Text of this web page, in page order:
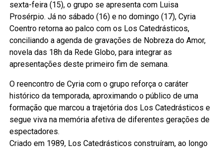
sexta-feira (15), o grupo se apresenta com Luisa
Prosérpio. Já no sábado (16) e no domingo (17), Cyria
Coentro retorna ao palco com os Los Catedrásticos,
conciliando a agenda de gravações de Nobreza do Amor,
novela das 18h da Rede Globo, para integrar as
apresentações deste primeiro fim de semana.
O reencontro de Cyria com o grupo reforça o caráter
histórico da temporada, aproximando o público de uma
formação que marcou a trajetória dos Los Catedrásticos e
segue viva na memória afetiva de diferentes gerações de
espectadores.
Criado em 1989, Los Catedrásticos construíram, ao longo